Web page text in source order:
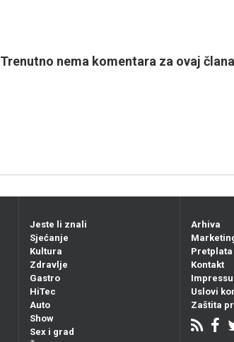
Trenutno nema komentara za ovaj
Jeste li znali
Sjećanje
Kultura
Zdravlje
Gastro
HiTec
Auto
Show
Sex i grad
Arhiva
Pretplata
Kontakt
Uslovi
Zaštita